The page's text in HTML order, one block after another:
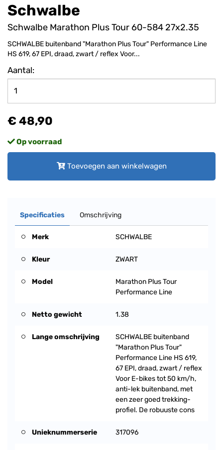
Schwalbe
Schwalbe Marathon Plus Tour 60-584 27x2.35
SCHWALBE buitenband "Marathon Plus Tour" Performance Line
HS 619, 67 EPI, draad, zwart / reflex Voor...
Aantal:
€ 48,90
Op voorraad
Toevoegen aan winkelwagen
Specificaties Omschrijving
Merk SCHWALBE
Kleur ZWART
Model
Marathon Plus Tour
Performance Line
Netto gewicht 1.38
Lange omschrijving
SCHWALBE buitenband
"Marathon Plus Tour"
Performance Line HS 619,
67 EPI, draad, zwart / reflex
Voor E-bikes tot 50 km/h,
anti-lek buitenband, met
een zeer goed trekking-
profiel. De robuuste cons
Unieknummerserie 317096